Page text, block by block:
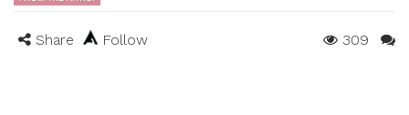
Share Follow 309